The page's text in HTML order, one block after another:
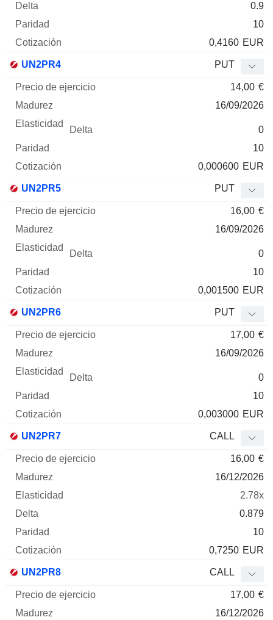
0.9
10
0,4160 EUR
UN2PR4 PUT
14,00 €
16/09/2026
0
10
0,000600 EUR
UN2PR5 PUT
16,00 €
16/09/2026
0
10
0,001500 EUR
UN2PR6 PUT
17,00 €
16/09/2026
0
10
0,003000 EUR
UN2PR7 CALL
16,00 €
16/12/2026
2.78x
0.879
10
0,7250 EUR
UN2PR8 CALL
17,00 €
16/12/2026